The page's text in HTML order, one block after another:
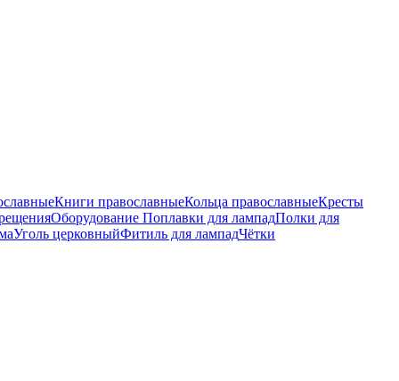
Книги православныеКольца православныеКресты
Оборудование Поплавки для лампадПолки для
Уголь церковныйФитиль для лампадЧётки